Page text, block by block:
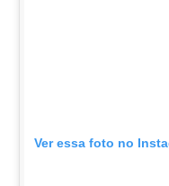
Ver essa foto no